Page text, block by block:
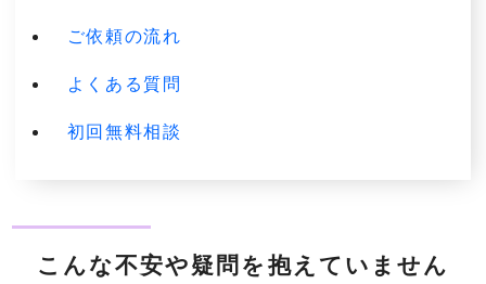
ご依頼の流れ
よくある質問
初回無料相談
こんな不安や疑問を抱えていません